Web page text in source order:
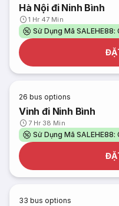
Hà Nội đi Ninh Bình
1 Hr 47 Min
Sử Dụng Mã
26 bus options
Vinh đi Ninh Bình
7 Hr 38 Min
Sử Dụng Mã
33 bus options